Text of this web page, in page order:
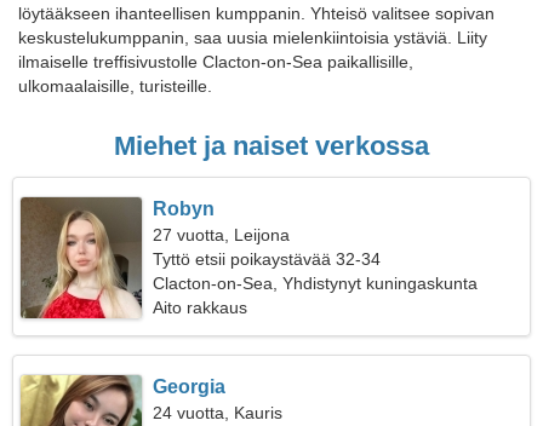
löytääkseen ihanteellisen kumppanin. Yhteisö valitsee sopivan
keskustelukumppanin, saa uusia mielenkiintoisia ystäviä. Liity
ilmaiselle treffisivustolle Clacton-on-Sea paikallisille,
ulkomaalaisille, turisteille.
Miehet ja naiset verkossa
Robyn
27 vuotta, Leijona
Tyttö etsii poikaystävää 32-34
Clacton-on-Sea, Yhdistynyt kuningaskunta
Aito rakkaus
Georgia
24 vuotta, Kauris